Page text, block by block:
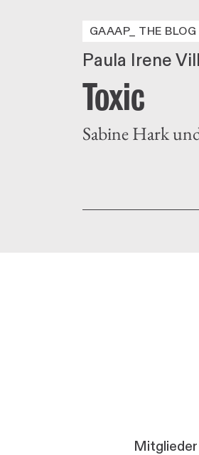
GAAAP_ THE BLOG
Paula Irene
Toxic
Sabine Hark